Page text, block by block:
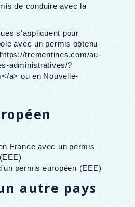
de conduire avec la
s'appliquent pour
avec un permis obtenu
trementines.com/au-
administratives/?
a> ou en Nouvelle-
France avec un permis
permis européen (EEE)
autre pays